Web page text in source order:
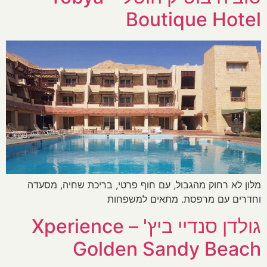
Boutique Hotel
מלון לא רחוק מהגבול, עם חוף פרטי, בריכת שחיה, מסעדה
וחדרים עם מרפסת. מתאים למשפחות
גולדן סנדיי ביץ' – Xperience
Golden Sandy Beach